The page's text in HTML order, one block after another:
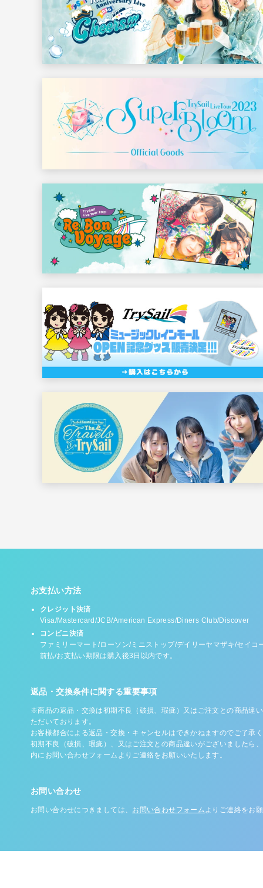
お支払い方法
クレジット決済
Visa/Mastercard/JCB/American Express/Diners Club/Discover
コンビニ決済
ファミリーマート/ローソン/ミニストップ/デイリーヤマザキ/セイコ
前払/お支払い期限は購入後3日以内です。
返品・交換条件に関する重要事項
※商品の返品・交換は初期不良（破損、瑕疵）又はご注文との商品違
ただいております。
お客様都合による返品・交換・キャンセルはできかねますのでご了承
初期不良（破損、瑕疵）、又はご注文との商品違いがございましたら
内にお問い合わせフォームよりご連絡をお願いいたします。
お問い合わせ
お問い合わせにつきましては、 お問い合わせフォーム よりご連絡をお